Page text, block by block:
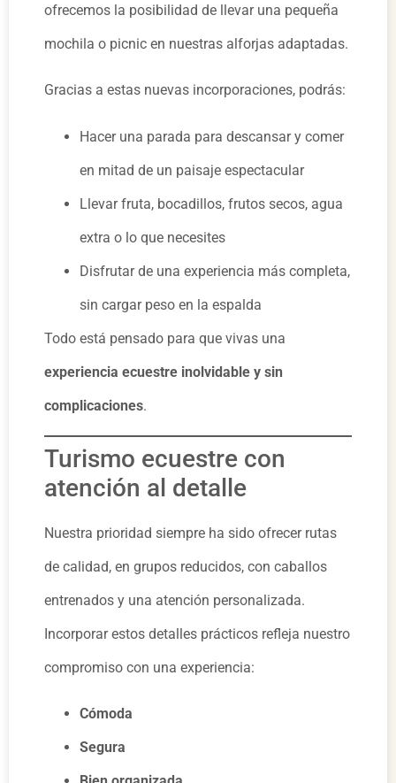
ofrecemos la posibilidad de llevar una pequeña
mochila o picnic en nuestras alforjas adaptadas.
Gracias a estas nuevas incorporaciones, podrás:
Hacer una parada para descansar y comer
en mitad de un paisaje espectacular
Llevar fruta, bocadillos, frutos secos, agua
extra o lo que necesites
Disfrutar de una experiencia más completa,
sin cargar peso en la espalda
Todo está pensado para que vivas una
experiencia ecuestre inolvidable y sin
complicaciones.
Turismo ecuestre con
atención al detalle
Nuestra prioridad siempre ha sido ofrecer rutas
de calidad, en grupos reducidos, con caballos
entrenados y una atención personalizada.
Incorporar estos detalles prácticos refleja nuestro
compromiso con una experiencia:
Cómoda
Segura